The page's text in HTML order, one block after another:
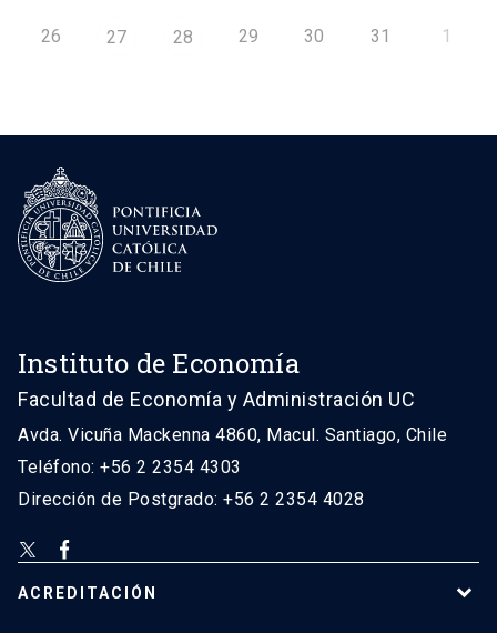
26 27 28 29 30 31 1
Instituto de Economía
Facultad de Economía y Administración UC
Avda. Vicuña Mackenna 4860, Macul. Santiago, Chile
Teléfono: +56 2 2354 4303
Dirección de Postgrado: +56 2 2354 4028
ACREDITACIÓN